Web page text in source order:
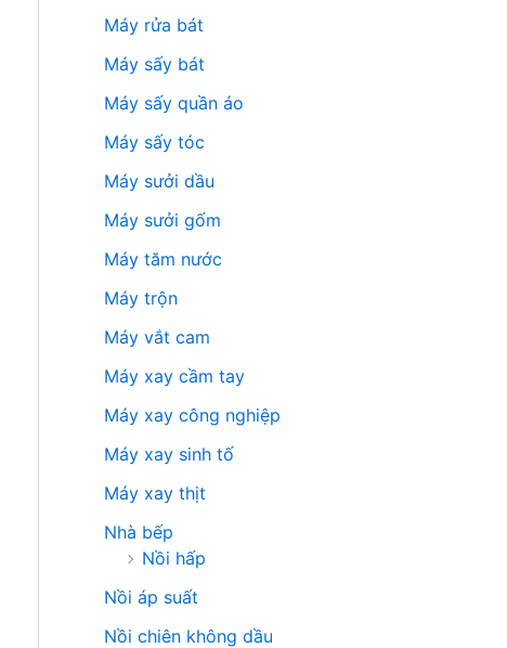
Máy rửa bát
Máy sấy bát
Máy sấy quần áo
Máy sấy tóc
Máy sưởi dầu
Máy sưởi gốm
Máy tăm nước
Máy trộn
Máy vắt cam
Máy xay cầm tay
Máy xay công nghiệp
Máy xay sinh tố
Máy xay thịt
Nhà bếp
Nồi hấp
Nồi áp suất
Nồi chiên không dầu